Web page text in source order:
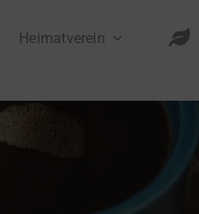
Heimatverein